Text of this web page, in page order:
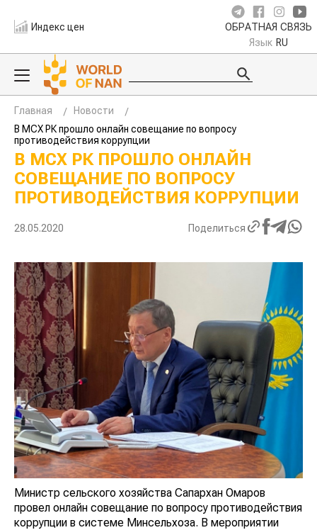
Индекс цен ОБРАТНАЯ СВЯЗЬ
Язык RU
Главная
Новости
В МСХ РК прошло онлайн совещание по вопросу
противодействия коррупции
В МСХ РК ПРОШЛО ОНЛАЙН
СОВЕЩАНИЕ ПО ВОПРОСУ
ПРОТИВОДЕЙСТВИЯ КОРРУПЦИИ
28.05.2020 Поделиться
Министр сельского хозяйства Сапархан Омаров
провел онлайн совещание по вопросу противодействия
коррупции в системе Минсельхоза. В мероприятии